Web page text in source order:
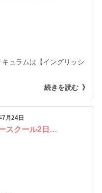
ュラムは【イングリッシ
続きを読む
7月24日
スクール2日…